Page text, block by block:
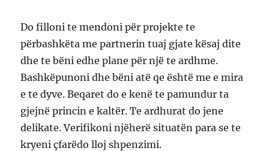
Do filloni te mendoni për projekte te
përbashkëta me partnerin tuaj gjate kësaj dite
dhe te bëni edhe plane për një te ardhme.
Bashkëpunoni dhe bëni atë qe është me e mira
e te dyve. Beqaret do e kenë te pamundur ta
gjejnë princin e kaltër. Te ardhurat do jene
delikate. Verifikoni njëherë situatën para se te
kryeni çfarëdo lloj shpenzimi.